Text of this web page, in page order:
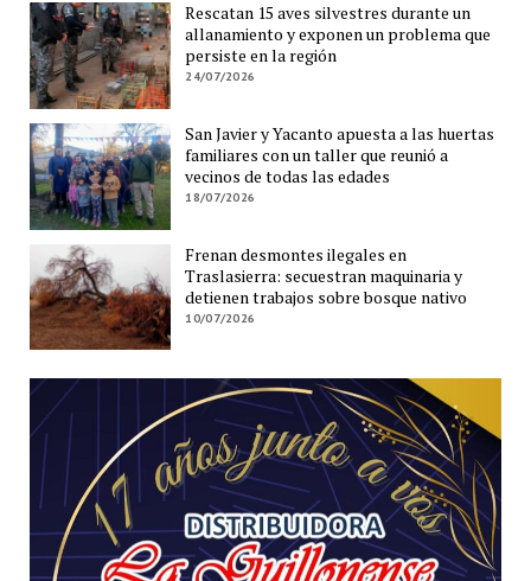
Rescatan 15 aves silvestres durante un
allanamiento y exponen un problema que
persiste en la región
24/07/2026
San Javier y Yacanto apuesta a las huertas
familiares con un taller que reunió a
vecinos de todas las edades
18/07/2026
Frenan desmontes ilegales en
Traslasierra: secuestran maquinaria y
detienen trabajos sobre bosque nativo
10/07/2026